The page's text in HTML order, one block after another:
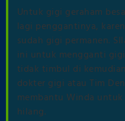
Untuk gigi geraham
lagi penggantinya,
sudah gigi permanen.
ini untuk mengganti
tidak timbul di
dokter gigi atau Tim
membantu Winda
hilang.